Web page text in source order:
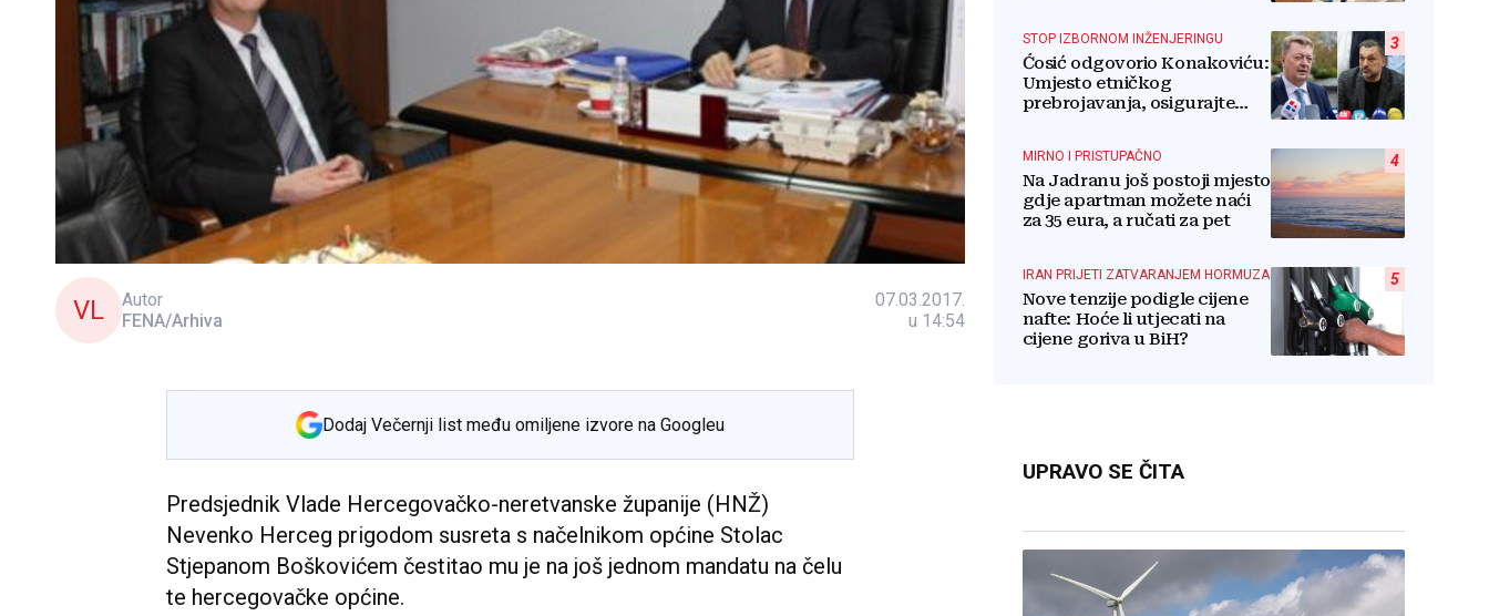
VL
Autor
FENA/Arhiva
07.03.2017.
u 14:54
Dodaj Večernji list među omiljene izvore na Googleu
Predsjednik Vlade Hercegovačko-neretvanske županije (HNŽ)
Nevenko Herceg prigodom susreta s načelnikom općine Stolac
Stjepanom Boškovićem čestitao mu je na još jednom mandatu na čelu
te hercegovačke općine.
3
STOP IZBORNOM INŽENJERINGU
Ćosić odgovorio Konakoviću:
Umjesto etničkog
prebrojavanja, osigurajte
4
MIRNO I PRISTUPAČNO
Na Jadranu još postoji mjesto
gdje apartman možete naći
za 35 eura, a ručati za pet
5
IRAN PRIJETI ZATVARANJEM HORMUZA
Nove tenzije podigle cijene
nafte: Hoće li utjecati na
cijene goriva u BiH?
UPRAVO SE ČITA